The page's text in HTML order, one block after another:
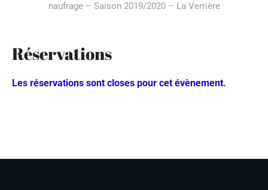
naufrage – Saison 2019/2020 – La Verrière
Réservations
Les réservations sont closes pour cet évènement.